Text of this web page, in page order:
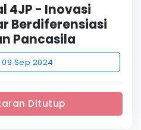
4JP - Inovasi
Berdiferensiasi
Pancasila
Sep 2024
Ditutup